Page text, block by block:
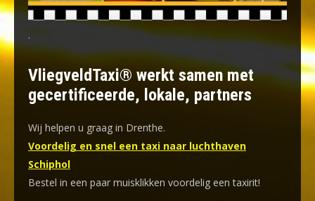
.
VliegveldTaxi® werkt samen met
gecertificeerde, lokale, partners
Wij helpen u graag in Drenthe.
Voordelig en snel een taxi naar luchthaven
Schiphol
Bestel in een paar muisklikken voordelig een taxirit!